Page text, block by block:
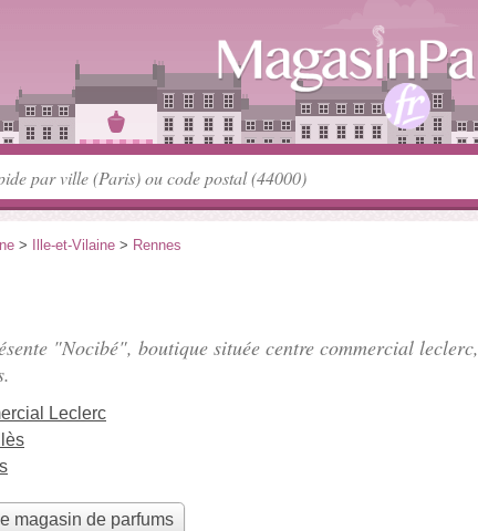
> Ille-et-Vilaine > Rennes
"Nocibé", boutique située centre commercial leclerc,
Leclerc
magasin de parfums